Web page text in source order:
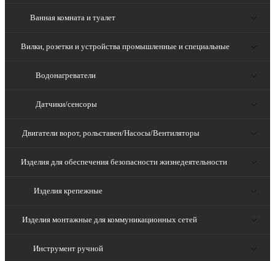
Ванная комната и туалет
Вилки, розетки и устройства промышленные и специальные
Водонагреватели
Датчики/сенсоры
Двигатели ворот, рольставен/Насосы/Вентиляторы
Изделия для обеспечения безопасности жизнедеятельности
Изделия крепежные
Изделия монтажные для коммуникационных сетей
Инструмент ручной